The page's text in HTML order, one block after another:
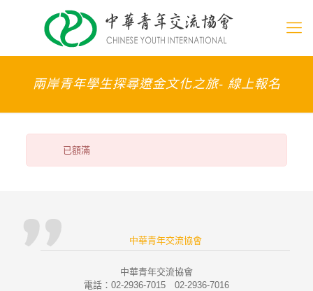
兩岸青年學生探尋遼金文化之旅- 線上報名
已額滿
中華青年交流協會
中華青年交流協會
電話：02-2936-7015 02-2936-7016